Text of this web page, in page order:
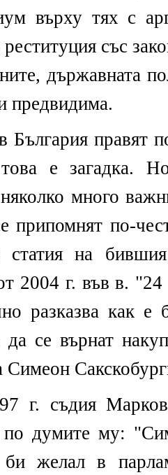
върху тях с
със
държавната
предвидима.
България правят
е загадка.
много
припомнят по-
статия на
2004 г. във в.
разказва как е
се върнат
Симеон
г. съдия
по думите му:
желал в